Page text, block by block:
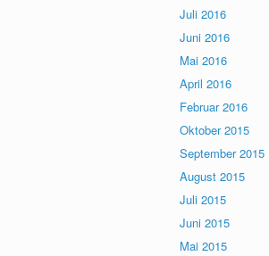
Juli 2016
Juni 2016
Mai 2016
April 2016
Februar 2016
Oktober 2015
September 2015
August 2015
Juli 2015
Juni 2015
Mai 2015